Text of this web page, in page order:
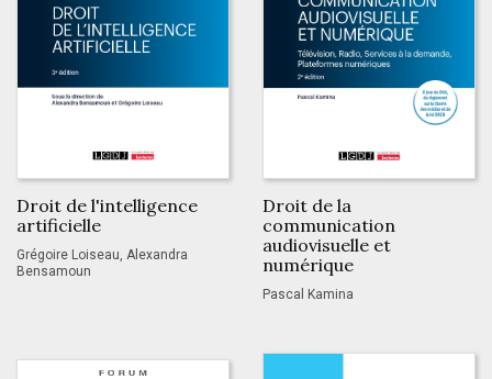
Droit de l'intelligence
artificielle
Grégoire Loiseau, Alexandra
Bensamoun
Droit de la
communication
audiovisuelle et
numérique
Pascal Kamina